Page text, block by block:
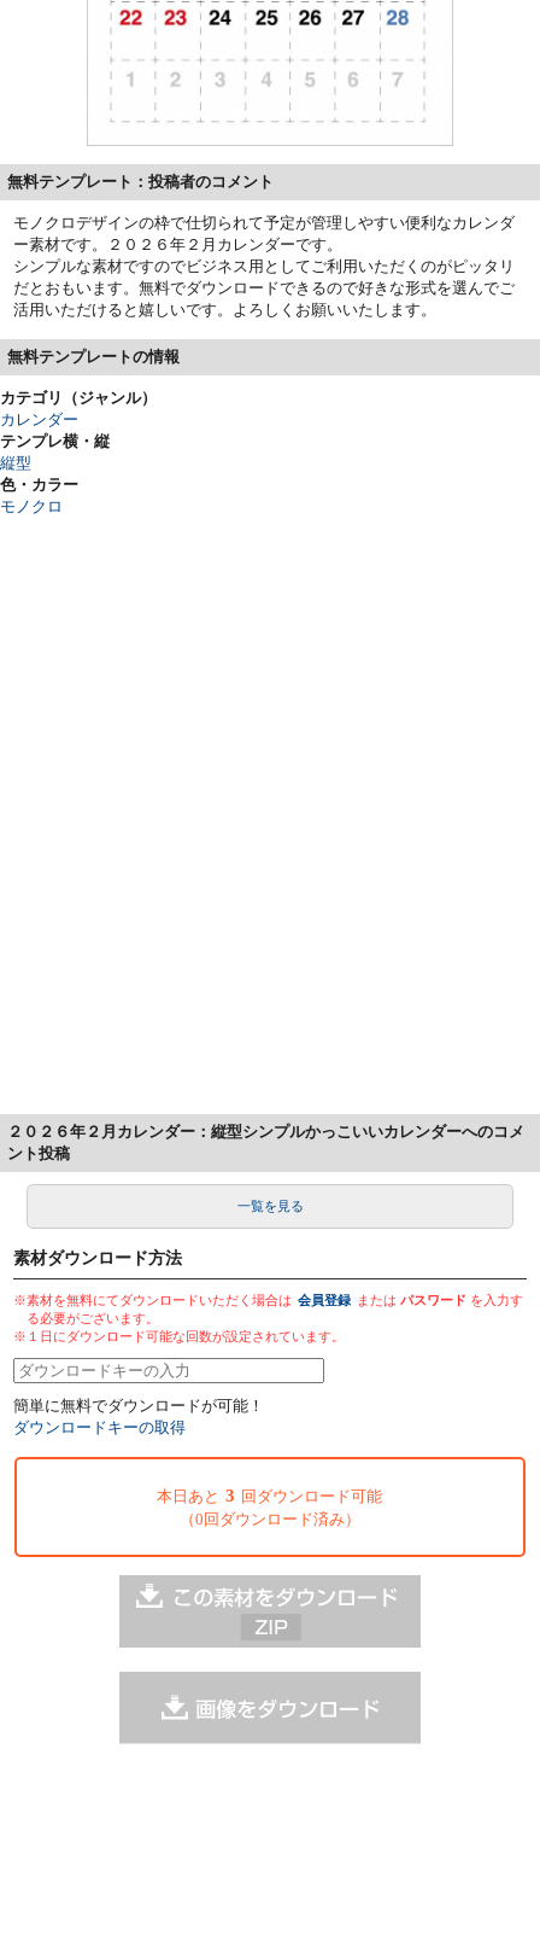
無料テンプレート：投稿者のコメント
モノクロデザインの枠で仕切られて予定が管理しやすい便利なカレンダ
ー素材です。２０２６年２月カレンダーです。
シンプルな素材ですのでビジネス用としてご利用いただくのがピッタリ
だとおもいます。無料でダウンロードできるので好きな形式を選んでご
活用いただけると嬉しいです。よろしくお願いいたします。
無料テンプレートの情報
カテゴリ（ジャンル）
カレンダー
テンプレ横・縦
縦型
色・カラー
モノクロ
２０２６年２月カレンダー：縦型シンプルかっこいいカレンダーへのコメ
ント投稿
一覧を見る
素材ダウンロード方法
※素材を無料にてダウンロードいただく場合は 会員登録 またはパスワード を入力す
る必要がございます。
※１日にダウンロード可能な回数が設定されています。
簡単に無料でダウンロードが可能！
ダウンロードキーの取得
本日あと 3 回ダウンロード可能
（0回ダウンロード済み）